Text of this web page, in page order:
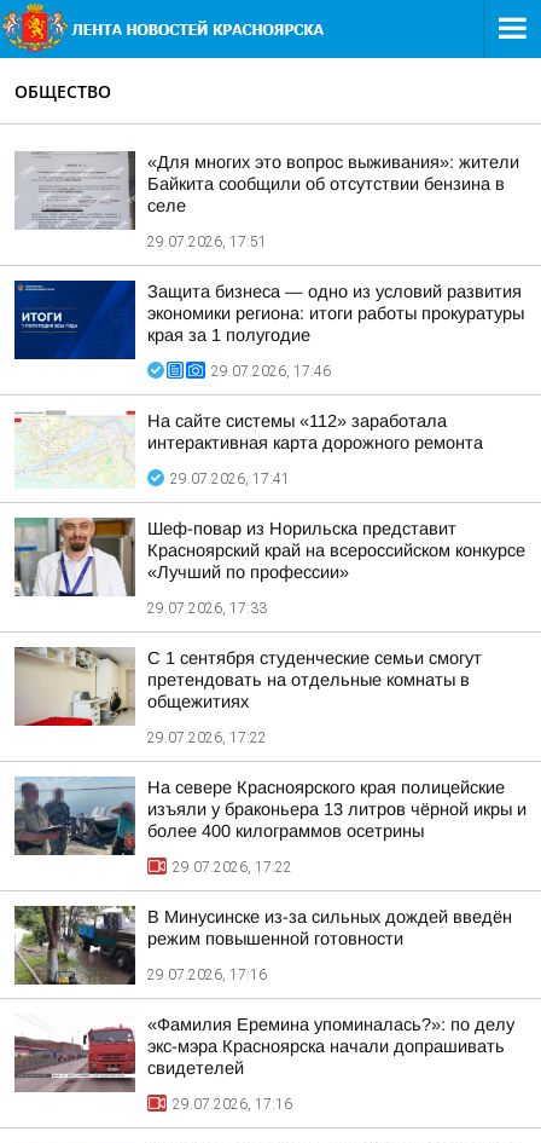
ОБЩЕСТВО
«Для многих это вопрос выживания»: жители
Байкита сообщили об отсутствии бензина в
селе
29.07.2026, 17:51
Защита бизнеса — одно из условий развития
экономики региона: итоги работы прокуратуры
края за 1 полугодие
29.07.2026, 17:46
На сайте системы «112» заработала
интерактивная карта дорожного ремонта
29.07.2026, 17:41
Шеф-повар из Норильска представит
Красноярский край на всероссийском конкурсе
«Лучший по профессии»
29.07.2026, 17:33
С 1 сентября студенческие семьи смогут
претендовать на отдельные комнаты в
общежитиях
29.07.2026, 17:22
На севере Красноярского края полицейские
изъяли у браконьера 13 литров чёрной икры и
более 400 килограммов осетрины
29.07.2026, 17:22
В Минусинске из-за сильных дождей введён
режим повышенной готовности
29.07.2026, 17:16
«Фамилия Еремина упоминалась?»: по делу
экс-мэра Красноярска начали допрашивать
свидетелей
29.07.2026, 17:16